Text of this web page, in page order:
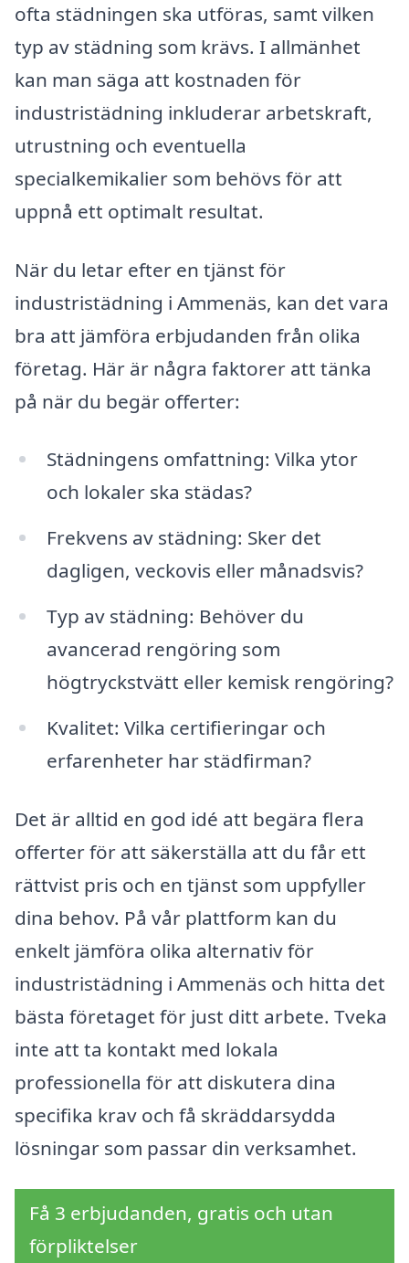
ofta städningen ska utföras, samt vilken
typ av städning som krävs. I allmänhet
kan man säga att kostnaden för
industristädning inkluderar arbetskraft,
utrustning och eventuella
specialkemikalier som behövs för att
uppnå ett optimalt resultat.
När du letar efter en tjänst för
industristädning i Ammenäs, kan det vara
bra att jämföra erbjudanden från olika
företag. Här är några faktorer att tänka
på när du begär offerter:
Städningens omfattning: Vilka ytor
och lokaler ska städas?
Frekvens av städning: Sker det
dagligen, veckovis eller månadsvis?
Typ av städning: Behöver du
avancerad rengöring som
högtryckstvätt eller kemisk rengöring?
Kvalitet: Vilka certifieringar och
erfarenheter har städfirman?
Det är alltid en god idé att begära flera
offerter för att säkerställa att du får ett
rättvist pris och en tjänst som uppfyller
dina behov. På vår plattform kan du
enkelt jämföra olika alternativ för
industristädning i Ammenäs och hitta det
bästa företaget för just ditt arbete. Tveka
inte att ta kontakt med lokala
professionella för att diskutera dina
specifika krav och få skräddarsydda
lösningar som passar din verksamhet.
Få 3 erbjudanden, gratis och utan
förpliktelser